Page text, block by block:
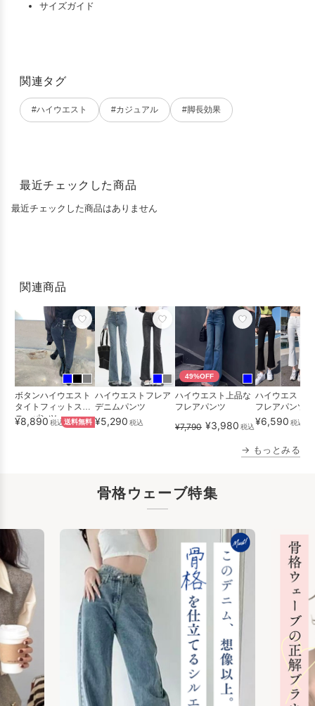
サイズガイド
関連タグ
#ハイウエスト #カジュアル #脚長効果
最近チェックした商品
最近チェックした商品はありません
関連商品
ボタンハイウエスト
タイトフィットスキ
ニーパンツ
¥8,890 税込 送料無料
ハイウエストフレア
デニムパンツ
¥5,290 税込
49%OFF
ハイウエスト上品な
フレアパンツ
¥7,790 ¥3,980 税込
ハイウエスト
フレアパンツ
¥6,590 税込
→ もっとみる
骨格ウェーブ特集